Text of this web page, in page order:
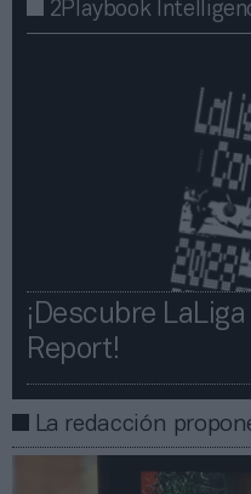
2Playbook
¡Descubre
Report!​​
La redacción